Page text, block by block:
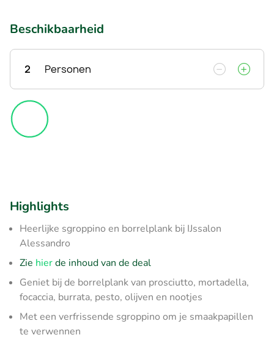
Beschikbaarheid
2 Personen
Highlights
Heerlijke sgroppino en borrelplank bij IJssalon
Alessandro
Zie hierde inhoud van de deal
Geniet bij de borrelplank van prosciutto, mortadella,
focaccia, burrata, pesto, olijven en nootjes
Met een verfrissende sgroppino om je smaakpapillen
te verwennen